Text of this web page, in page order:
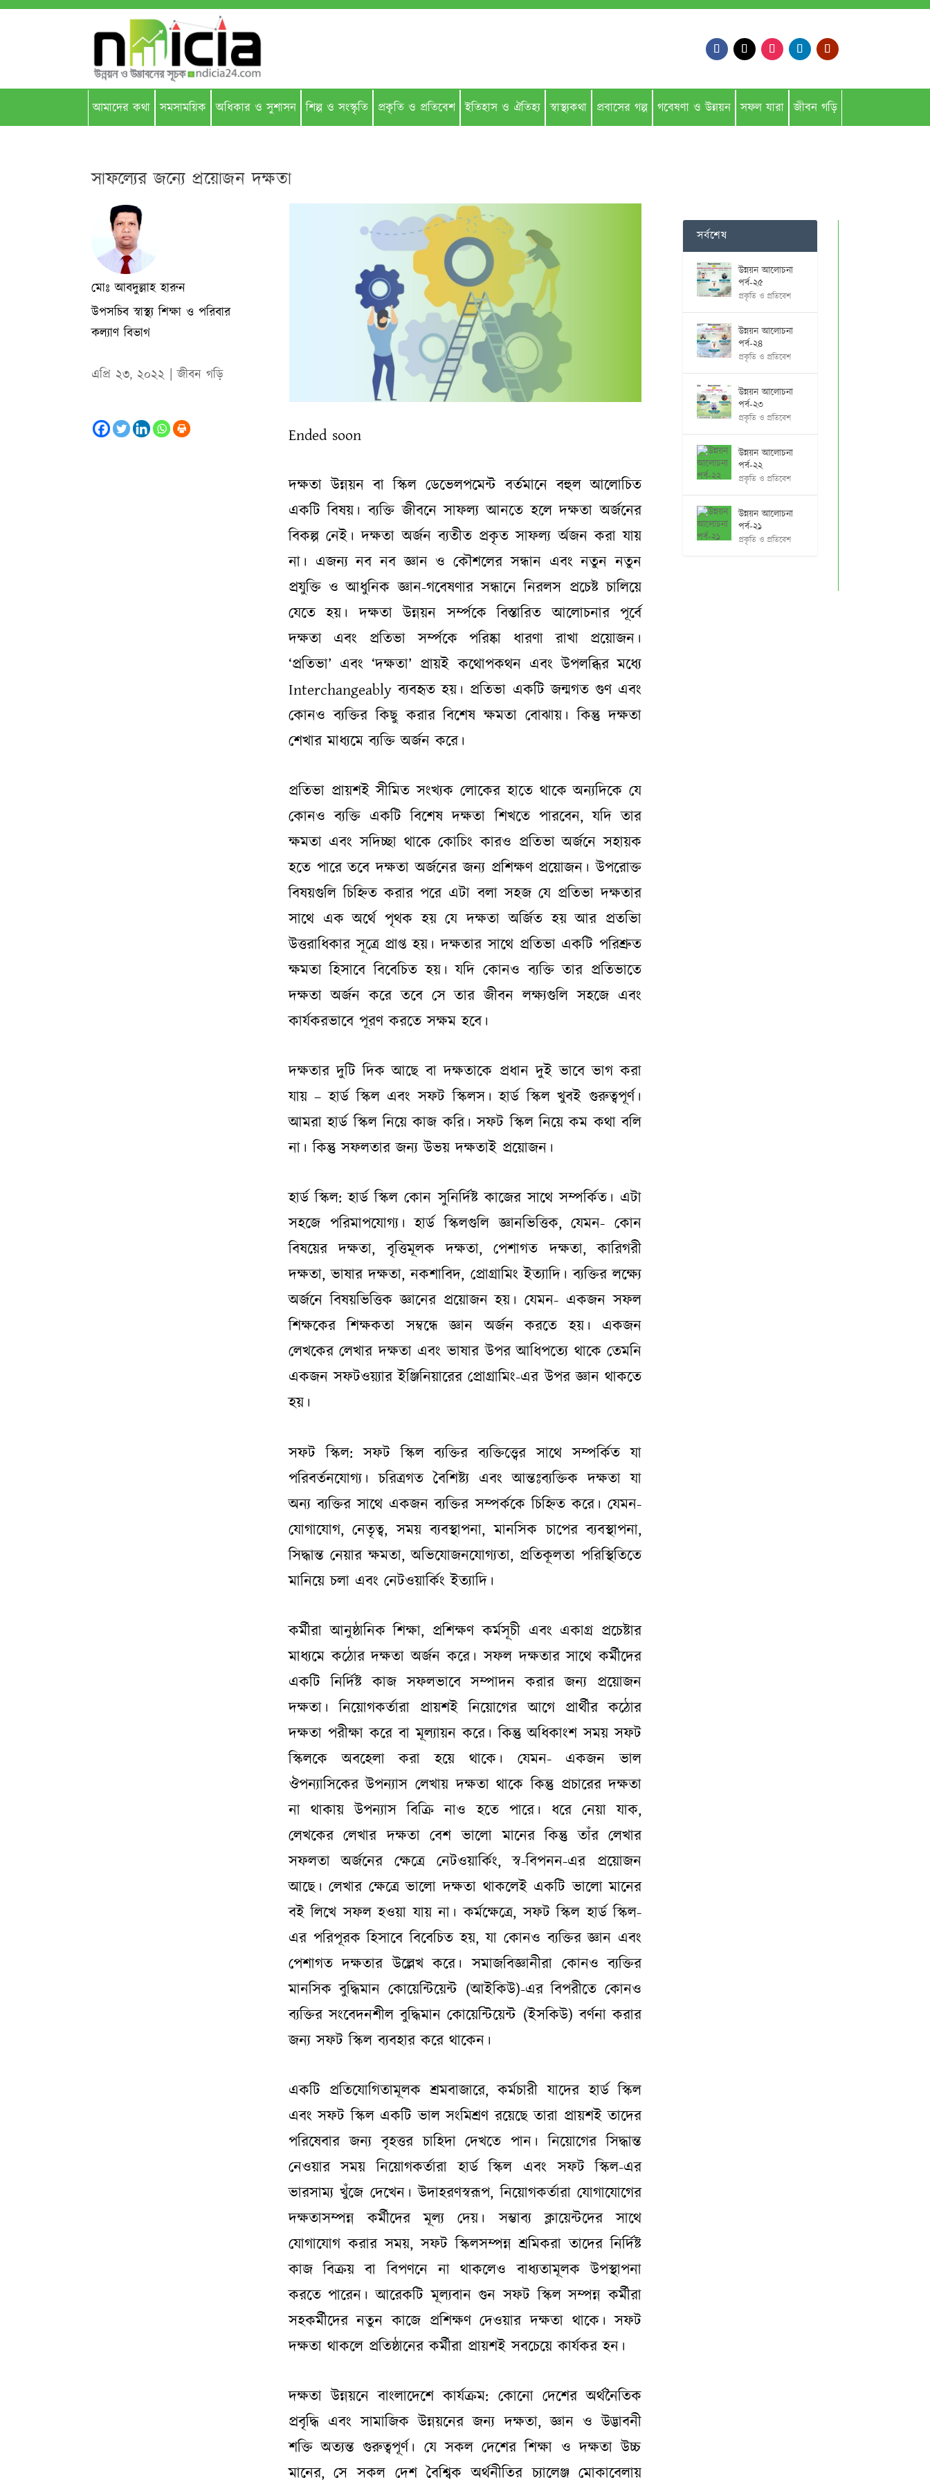
আমাদের কথা সমসাময়িক অধিকার ও সুশাসন শিল্প ও সংস্কৃতি প্রকৃতি ও প্রতিবেশ ইতিহাস ও ঐতিহ‌্য স্বাস্থ‌্যকথা প্রবাসের গল্প গবেষণা ও উন্নয়ন সফল যারা জীবন গড়ি
সাফল্যের জন্যে প্রয়োজন দক্ষতা
মোঃ আবদুল্লাহ হারুন
উপসচিব স্বাস্থ্য শিক্ষা ও পরিবার
কল্যাণ বিভাগ
এপ্রি ২৩, ২০২২ |জীবন গড়ি
Ended soon
দক্ষতা উন্নয়ন বা স্কিল ডেভেলপমেন্ট বর্তমানে বহুল আলোচিত
একটি বিষয়। ব্যক্তি জীবনে সাফল্য আনতে হলে দক্ষতা অর্জনের
বিকল্প নেই। দক্ষতা অর্জন ব্যতীত প্রকৃত সাফল্য র্অজন করা যায়
না। এজন্য নব নব জ্ঞান ও কৌশলের সন্ধান এবং নতুন নতুন
প্রযুক্তি ও আধুনিক জ্ঞান-গবেষণার সন্ধানে নিরলস প্রচেষ্ট চালিয়ে
যেতে হয়। দক্ষতা উন্নয়ন সর্ম্পকে বিস্তারিত আলোচনার পূর্বে
দক্ষতা এবং প্রতিভা সর্ম্পকে পরিষ্কা ধারণা রাখা প্রয়োজন।
‘প্রতিভা’ এবং ‘দক্ষতা’ প্রায়ই কথোপকথন এবং উপলব্ধির মধ্যে
Interchangeably ব্যবহৃত হয়। প্রতিভা একটি জন্মগত গুণ এবং
কোনও ব্যক্তির কিছু করার বিশেষ ক্ষমতা বোঝায়। কিন্তু দক্ষতা
শেখার মাধ্যমে ব্যক্তি অর্জন করে।
প্রতিভা প্রায়শই সীমিত সংখ্যক লোকের হাতে থাকে অন্যদিকে যে
কোনও ব্যক্তি একটি বিশেষ দক্ষতা শিখতে পারবেন, যদি তার
ক্ষমতা এবং সদিচ্ছা থাকে কোচিং কারও প্রতিভা অর্জনে সহায়ক
হতে পারে তবে দক্ষতা অর্জনের জন্য প্রশিক্ষণ প্রয়োজন। উপরোক্ত
বিষয়গুলি চিহ্নিত করার পরে এটা বলা সহজ যে প্রতিভা দক্ষতার
সাথে এক অর্থে পৃথক হয় যে দক্ষতা অর্জিত হয় আর প্রতভিা
উত্তরাধিকার সূত্রে প্রাপ্ত হয়। দক্ষতার সাথে প্রতিভা একটি পরিশ্রুত
ক্ষমতা হিসাবে বিবেচিত হয়। যদি কোনও ব্যক্তি তার প্রতিভাতে
দক্ষতা অর্জন করে তবে সে তার জীবন লক্ষ্যগুলি সহজে এবং
কার্যকরভাবে পূরণ করতে সক্ষম হবে।
দক্ষতার দুটি দিক আছে বা দক্ষতাকে প্রধান দুই ভাবে ভাগ করা
যায় – হার্ড স্কিল এবং সফট স্কিলস। হার্ড স্কিল খুবই গুরুত্বপূর্ণ।
আমরা হার্ড স্কিল নিয়ে কাজ করি। সফট স্কিল নিয়ে কম কথা বলি
না। কিন্তু সফলতার জন্য উভয় দক্ষতাই প্রয়োজন।
হার্ড স্কিল: হার্ড স্কিল কোন সুনির্দিষ্ট কাজের সাথে সম্পর্কিত। এটা
সহজে পরিমাপযোগ্য। হার্ড স্কিলগুলি জ্ঞানভিত্তিক, যেমন- কোন
বিষয়ের দক্ষতা, বৃত্তিমূলক দক্ষতা, পেশাগত দক্ষতা, কারিগরী
দক্ষতা, ভাষার দক্ষতা, নকশাবিদ, প্রোগ্রামিং ইত্যাদি। ব্যক্তির লক্ষ্যে
অর্জনে বিষয়ভিত্তিক জ্ঞানের প্রয়োজন হয়। যেমন- একজন সফল
শিক্ষকের শিক্ষকতা সম্বন্ধে জ্ঞান অর্জন করতে হয়। একজন
লেখকের লেখার দক্ষতা এবং ভাষার উপর আধিপত্যে থাকে তেমনি
একজন সফটওয়্যার ইঞ্জিনিয়ারের প্রোগ্রামিং-এর উপর জ্ঞান থাকতে
হয়।
সফট স্কিল: সফট স্কিল ব্যক্তির ব্যক্তিত্ত্বের সাথে সম্পর্কিত যা
পরিবর্তনযোগ্য। চরিত্রগত বৈশিষ্ট্য এবং আন্তঃব্যক্তিক দক্ষতা যা
অন্য ব্যক্তির সাথে একজন ব্যক্তির সম্পর্ককে চিহ্নিত করে। যেমন-
যোগাযোগ, নেতৃত্ব, সময় ব্যবস্থাপনা, মানসিক চাপের ব্যবস্থাপনা,
সিদ্ধান্ত নেয়ার ক্ষমতা, অভিযোজনযোগ্যতা, প্রতিকূলতা পরিস্থিতিতে
মানিয়ে চলা এবং নেটওয়ার্কিং ইত্যাদি।
কর্মীরা আনুষ্ঠানিক শিক্ষা, প্রশিক্ষণ কর্মসূচী এবং একাগ্র প্রচেষ্টার
মাধ্যমে কঠোর দক্ষতা অর্জন করে। সফল দক্ষতার সাথে কর্মীদের
একটি নির্দিষ্ট কাজ সফলভাবে সম্পাদন করার জন্য প্রয়োজন
দক্ষতা। নিয়োগকর্তারা প্রায়শই নিয়োগের আগে প্রার্থীর কঠোর
দক্ষতা পরীক্ষা করে বা মূল্যায়ন করে। কিন্তু অধিকাংশ সময় সফট
স্কিলকে অবহেলা করা হয়ে থাকে। যেমন- একজন ভাল
ঔপন্যাসিকের উপন্যাস লেখায় দক্ষতা থাকে কিন্তু প্রচারের দক্ষতা
না থাকায় উপন্যাস বিক্রি নাও হতে পারে। ধরে নেয়া যাক,
লেখকের লেখার দক্ষতা বেশ ভালো মানের কিন্তু তাঁর লেখার
সফলতা অর্জনের ক্ষেত্রে নেটওয়ার্কিং, স্ব-বিপনন-এর প্রয়োজন
আছে। লেখার ক্ষেত্রে ভালো দক্ষতা থাকলেই একটি ভালো মানের
বই লিখে সফল হওয়া যায় না। কর্মক্ষেত্রে, সফট স্কিল হার্ড স্কিল-
এর পরিপূরক হিসাবে বিবেচিত হয়, যা কোনও ব্যক্তির জ্ঞান এবং
পেশাগত দক্ষতার উল্লেখ করে। সমাজবিজ্ঞানীরা কোনও ব্যক্তির
মানসিক বুদ্ধিমান কোয়েন্টিয়েন্ট (আইকিউ)-এর বিপরীতে কোনও
ব্যক্তির সংবেদনশীল বুদ্ধিমান কোয়েন্টিয়েন্ট (ইসকিউ) বর্ণনা করার
জন্য সফট স্কিল ব্যবহার করে থাকেন।
একটি প্রতিযোগিতামূলক শ্রমবাজারে, কর্মচারী যাদের হার্ড স্কিল
এবং সফট স্কিল একটি ভাল সংমিশ্রণ রয়েছে তারা প্রায়শই তাদের
পরিষেবার জন্য বৃহত্তর চাহিদা দেখতে পান। নিয়োগের সিদ্ধান্ত
নেওয়ার সময় নিয়োগকর্তারা হার্ড স্কিল এবং সফট স্কিল-এর
ভারসাম্য খুঁজে দেখেন। উদাহরণস্বরূপ, নিয়োগকর্তারা যোগাযোগের
দক্ষতাসম্পন্ন কর্মীদের মূল্য দেয়। সম্ভাব্য ক্লায়েন্টদের সাথে
যোগাযোগ করার সময়, সফট স্কিলসম্পন্ন শ্রমিকরা তাদের নির্দিষ্ট
কাজ বিক্রয় বা বিপণনে না থাকলেও বাধ্যতামূলক উপস্থাপনা
করতে পারেন। আরেকটি মূল্যবান গুন সফট স্কিল সম্পন্ন কর্মীরা
সহকর্মীদের নতুন কাজে প্রশিক্ষণ দেওয়ার দক্ষতা থাকে। সফট
দক্ষতা থাকলে প্রতিষ্ঠানের কর্মীরা প্রায়শই সবচেয়ে কার্যকর হন।
দক্ষতা উন্নয়নে বাংলাদেশে কার্যক্রম: কোনো দেশের অর্থনৈতিক
প্রবৃদ্ধি এবং সামাজিক উন্নয়নের জন্য দক্ষতা, জ্ঞান ও উদ্ভাবনী
শক্তি অত্যন্ত গুরুত্বপূর্ণ। যে সকল দেশের শিক্ষা ও দক্ষতা উচ্চ
মানের, সে সকল দেশ বৈশ্বিক অর্থনীতির চ্যালেঞ্জ মোকাবেলায়
সর্বশেষ
উন্নয়ন আলোচনা
পর্ব-২৫
প্রকৃতি ও প্রতিবেশ
উন্নয়ন আলোচনা
পর্ব-২৪
প্রকৃতি ও প্রতিবেশ
উন্নয়ন আলোচনা
পর্ব-২৩
প্রকৃতি ও প্রতিবেশ
উন্নয়ন আলোচনা
পর্ব-২২
প্রকৃতি ও প্রতিবেশ
উন্নয়ন আলোচনা
পর্ব-২১
প্রকৃতি ও প্রতিবেশ